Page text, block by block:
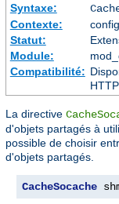
Syntaxe:
Contexte:
Statut:
Module:
Compatibilité:
La directive
d'objets partagés à
possible de choisir
d'objets partagés.
CacheSocache